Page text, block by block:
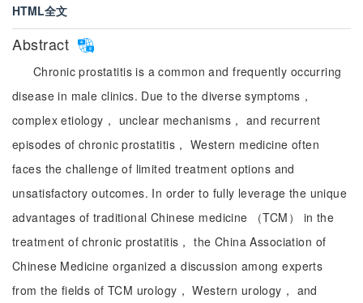
HTML全文
Abstract
Chronic prostatitis is a common and frequently occurring
disease in male clinics. Due to the diverse symptoms，
complex etiology， unclear mechanisms， and recurrent
episodes of chronic prostatitis， Western medicine often
faces the challenge of limited treatment options and
unsatisfactory outcomes. In order to fully leverage the unique
advantages of traditional Chinese medicine （TCM） in the
treatment of chronic prostatitis， the China Association of
Chinese Medicine organized a discussion among experts
from the fields of TCM urology， Western urology， and